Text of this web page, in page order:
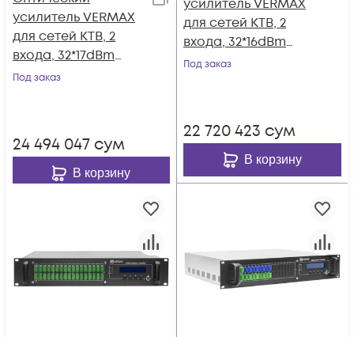
усилитель VERMAX
для сетей КТВ, 2
входа, 32*17dBm
выхода
Под заказ
24 494 047 сум
В корзину
усилитель VERMAX
для сетей КТВ, 2
входа, 32*16dBm
выхода
Под заказ
22 720 423 сум
В корзину